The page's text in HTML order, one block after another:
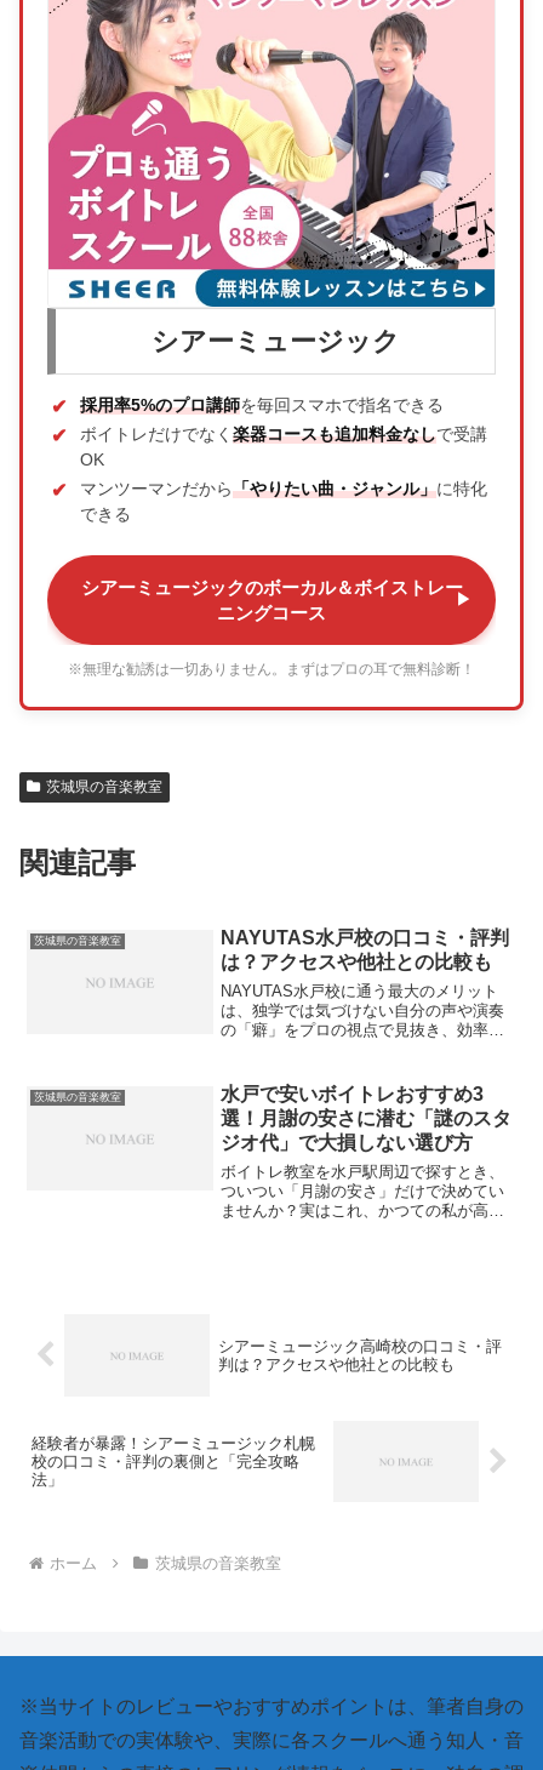
シアーミュージック
採用率5%のプロ講師を毎回スマホで指名できる
ボイトレだけでなく 楽器コースも追加料金なしで受講
OK
マンツーマンだから「やりたい曲・ジャンル」に特化
できる
シアーミュージックのボーカル＆ボイストレー
ニングコース
※無理な勧誘は一切ありません。まずはプロの耳で無料診断！
茨城県の音楽教室
関連記事
茨城県の音楽教室
NAYUTAS水戸校の口コミ・評判
は？アクセスや他社との比較も
NAYUTAS水戸校に通う最大のメリット
は、独学では気づけない自分の声や演奏
の「癖」をプロの視点で見抜き、効率よ
スボイスが出せず悩んでいた時期、私も
プロの客観的な指導を...
茨城県の音楽教室
水戸で安いボイトレおすすめ3
選！月謝の安さに潜む「謎のスタ
ジオ代」で大損しない選び方
ボイトレ教室を水戸駅周辺で探すとき、
ついつい「月謝の安さ」だけで決めてい
ませんか？実はこれ、かつての私が高い
シアーミュージック高崎校の口コミ・評
判は？アクセスや他社との比較も
経験者が暴露！シアーミュージック札幌
校の口コミ・評判の裏側と「完全攻略
法」
ホーム 茨城県の音楽教室
※当サイトのレビューやおすすめポイントは、筆者自身の
音楽活動での実体験や、実際に各スクールへ通う知人・音